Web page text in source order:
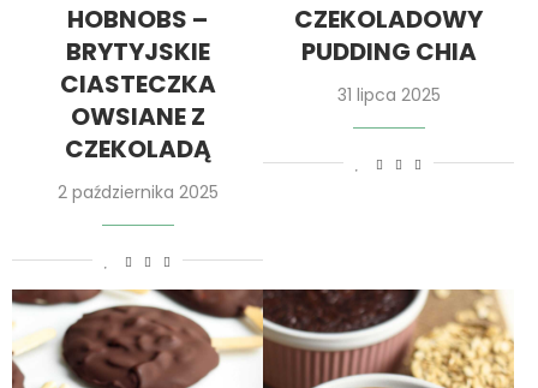
HOBNOBS –
BRYTYJSKIE
CIASTECZKA
OWSIANE Z
CZEKOLADĄ
2 października 2025
CZEKOLADOWY
PUDDING CHIA
31 lipca 2025